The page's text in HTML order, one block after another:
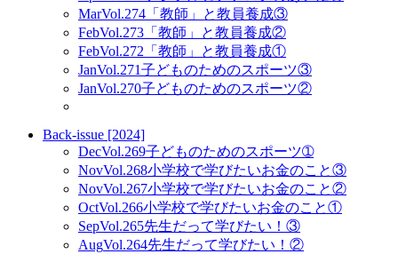
MarVol.274 「教師」と教員養成③
FebVol.273 「教師」と教員養成②
FebVol.272 「教師」と教員養成①
JanVol.271子どものためのスポーツ③
JanVol.270子どものためのスポーツ②
Back-issue [2024]
DecVol.269子どものためのスポーツ➀
NovVol.268小学校で学びたいお金のこと③
NovVol.267小学校で学びたいお金のこと②
OctVol.266小学校で学びたいお金のこと①
SepVol.265先生だって学びたい！③
AugVol.264先生だって学びたい！②